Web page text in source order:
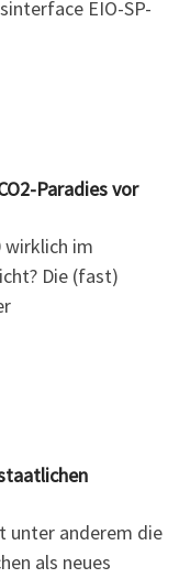
EIO-SP-
Paradies vor
wirklich im
Die (fast)
unter anderem die
als neues